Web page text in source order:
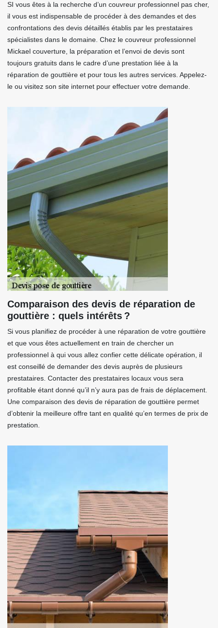
SI vous êtes à la recherche d’un couvreur professionnel pas cher,
il vous est indispensable de procéder à des demandes et des
confrontations des devis détaillés établis par les prestataires
spécialistes dans le domaine. Chez le couvreur professionnel
Mickael couverture, la préparation et l’envoi de devis sont
toujours gratuits dans le cadre d’une prestation liée à la
réparation de gouttière et pour tous les autres services. Appelez-
le ou visitez son site internet pour effectuer votre demande.
Comparaison des devis de réparation de
gouttière : quels intérêts ?
Si vous planifiez de procéder à une réparation de votre gouttière
et que vous êtes actuellement en train de chercher un
professionnel à qui vous allez confier cette délicate opération, il
est conseillé de demander des devis auprès de plusieurs
prestataires. Contacter des prestataires locaux vous sera
profitable étant donné qu’il n’y aura pas de frais de déplacement.
Une comparaison des devis de réparation de gouttière permet
d’obtenir la meilleure offre tant en qualité qu’en termes de prix de
prestation.